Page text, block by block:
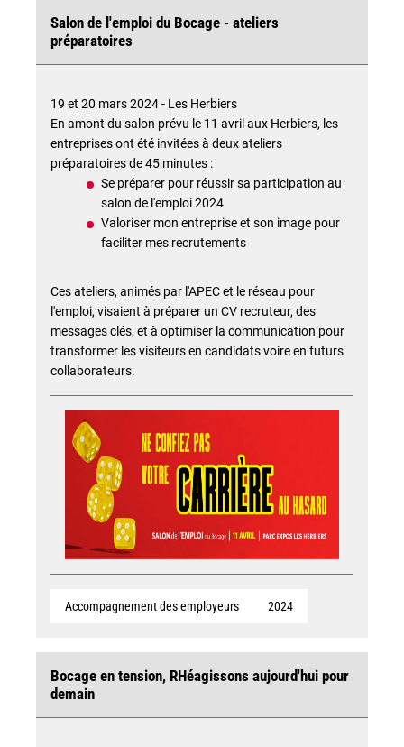
Salon de l'emploi du Bocage - ateliers
préparatoires
19 et 20 mars 2024 - Les Herbiers
En amont du salon prévu le 11 avril aux Herbiers, les
entreprises ont été invitées à deux ateliers
préparatoires de 45 minutes :
Se préparer pour réussir sa participation au
salon de l'emploi 2024
Valoriser mon entreprise et son image pour
faciliter mes recrutements
Ces ateliers, animés par l'APEC et le réseau pour
l'emploi, visaient à préparer un CV recruteur, des
messages clés, et à optimiser la communication pour
transformer les visiteurs en candidats voire en futurs
collaborateurs.
Accompagnement des employeurs 2024
Bocage en tension, RHéagissons aujourd'hui pour
demain